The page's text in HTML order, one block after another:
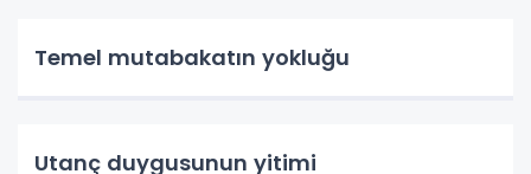
Temel mutabakatın yokluğu
Utanç duygusunun yitimi